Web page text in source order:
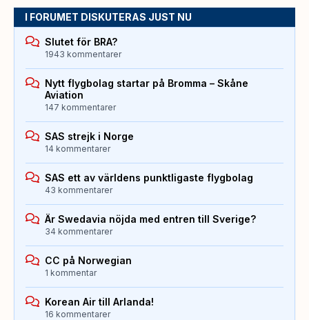
I FORUMET DISKUTERAS JUST NU
Slutet för BRA?
1943 kommentarer
Nytt flygbolag startar på Bromma – Skåne
Aviation
147 kommentarer
SAS strejk i Norge
14 kommentarer
SAS ett av världens punktligaste flygbolag
43 kommentarer
Är Swedavia nöjda med entren till Sverige?
34 kommentarer
CC på Norwegian
1 kommentar
Korean Air till Arlanda!
16 kommentarer